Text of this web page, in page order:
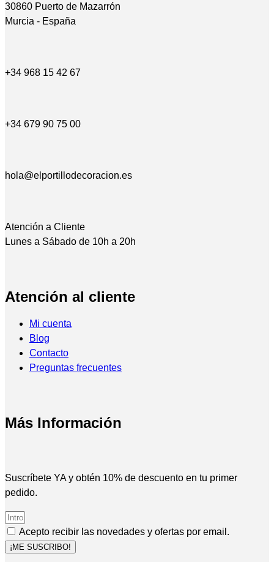
30860 Puerto de Mazarrón
Murcia - España
+34 968 15 42 67
+34 679 90 75 00
hola@elportillodecoracion.es
Atención a Cliente
Lunes a Sábado de 10h a 20h
Atención al cliente
Mi cuenta
Blog
Contacto
Preguntas frecuentes
Más Información
Suscríbete YA y obtén 10% de descuento en tu primer
pedido.
Acepto recibir las novedades y ofertas por email.
¡ME SUSCRIBO!